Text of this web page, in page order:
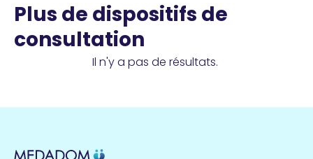
Plus de dispositifs de
consultation
Il n'y a pas de résultats.